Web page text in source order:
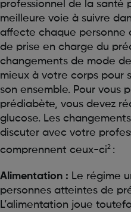
professionnel de la santé
meilleure voie à suivre
affecte chaque personne
de prise en charge du
changements de mode
mieux à votre corps pour
son ensemble. Pour vous
prédiabète, vous devez
glucose. Les
discuter avec votre
comprennent ceux-ci2 :
Alimentation : Le régime
personnes atteintes de
L’alimentation joue